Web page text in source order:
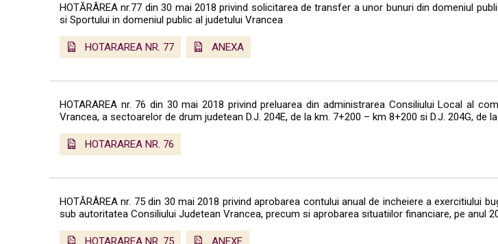
HOTĂRÂREA nr.77 din 30 mai 2018 privind solicitarea de transfer a unor bunuri din domeniul
si Sportului in domeniul public al judetului Vrancea
HOTARAREA NR. 77 ANEXA
HOTARAREA nr. 76 din 30 mai 2018 privind preluarea din administrarea Consiliului Local al
Vrancea, a sectoarelor de drum judetean D.J. 204E, de la km. 7+200 – km 8+200 si D.J. 204G, de
HOTARAREA NR. 76
HOTĂRÂREA nr. 75 din 30 mai 2018 privind aprobarea contului anual de incheiere a exercitiului
sub autoritatea Consiliului Judetean Vrancea, precum si aprobarea situatiilor financiare, pe anul
HOTARAREA NR. 75 ANEXE